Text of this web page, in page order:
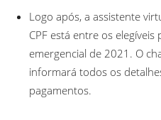
Logo após, a assistente
CPF está entre os
emergencial de 2021. O
informará todos os
pagamentos.